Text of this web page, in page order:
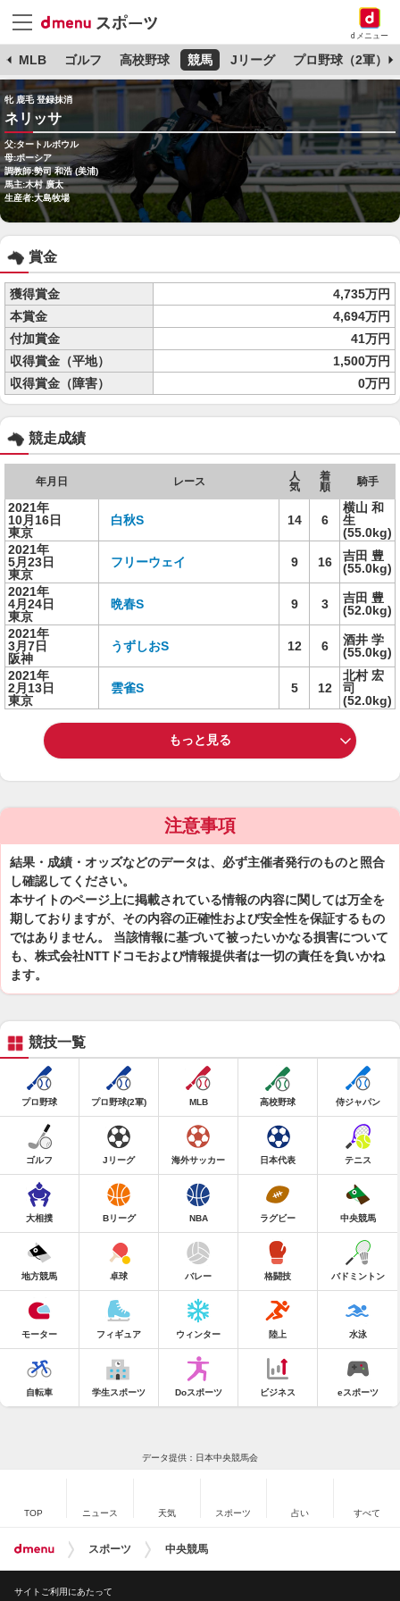
dメニュー
MLB ゴルフ 高校野球 競馬 Jリーグ プロ野球（2軍）
牝 鹿毛 登録抹消
ネリッサ
父:タートルボウル
母:ポーシア
調教師:勢司 和浩 (美浦)
馬主:木村 廣太
生産者:大島牧場
賞金
獲得賞金
4,735万円
本賞金
4,694万円
付加賞金
41万円
収得賞金（平地）
1,500万円
収得賞金（障害）
0万円
競走成績
年月日 レース
人
気
着
順
騎手
2021年
10月16日
東京
白秋S 14 6
横山 和
生
(55.0kg)
2021年
5月23日
東京
フリーウェイ 9 16
吉田 豊
(55.0kg)
2021年
4月24日
東京
晩春S 9 3
吉田 豊
(52.0kg)
2021年
3月7日
阪神
うずしおS 12 6
酒井 学
(55.0kg)
2021年
2月13日
東京
雲雀S 5 12
北村 宏
司
(52.0kg)
もっと見る
注意事項
結果・成績・オッズなどのデータは、必ず主催者発行のものと照合
し確認してください。
本サイトのページ上に掲載されている情報の内容に関しては万全を
期しておりますが、その内容の正確性および安全性を保証するもの
ではありません。 当該情報に基づいて被ったいかなる損害について
も、株式会社NTTドコモおよび情報提供者は一切の責任を負いかね
ます。
競技一覧
プロ野球 プロ野球(2軍) MLB 高校野球 侍ジャパン
ゴルフ Jリーグ 海外サッカー 日本代表 テニス
大相撲 Bリーグ NBA ラグビー 中央競馬
地方競馬 卓球 バレー 格闘技 バドミントン
モーター フィギュア ウィンター 陸上 水泳
自転車 学生スポーツ Doスポーツ ビジネス eスポーツ
データ提供：日本中央競馬会
TOP ニュース 天気 スポーツ 占い すべて
スポーツ 中央競馬
サイトご利用にあたって